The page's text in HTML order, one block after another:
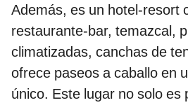
Además, es un hotel-resort
restaurante-bar, temazcal,
climatizadas, canchas de
ofrece paseos a caballo en
único. Este lugar no solo es